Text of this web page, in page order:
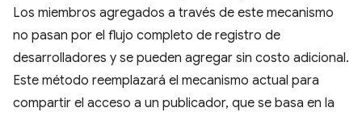
Los miembros agregados a través de este mecanismo
no pasan por el flujo completo de registro de
desarrolladores y se pueden agregar sin costo adicional.
Este método reemplazará el mecanismo actual para
compartir el acceso a un publicador, que se basa en la